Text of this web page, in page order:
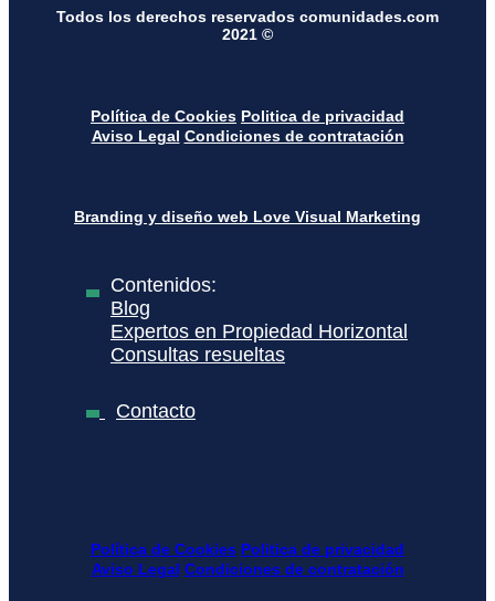
Todos los derechos reservados comunidades.com
2021 ©
Política de Cookies Politica de privacidad
Aviso Legal Condiciones de contratación
Branding y diseño web Love Visual Marketing
Contenidos:
Blog
Expertos en Propiedad Horizontal
Consultas resueltas
Contacto
Política de Cookies Politica de privacidad
Aviso Legal Condiciones de contratación